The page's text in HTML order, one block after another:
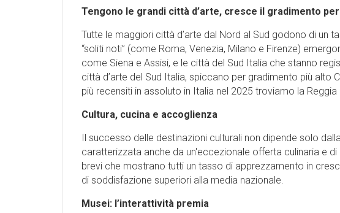
Tengono le grandi città d’arte, cresce il gradimento
Tutte le maggiori città d’arte dal Nord al Sud godono di un
“soliti noti” (come Roma, Venezia, Milano e Firenze)
come Siena e Assisi, e le città del Sud Italia che stanno
città d’arte del Sud Italia, spiccano per gradimento più alto
più recensiti in assoluto in Italia nel 2025 troviamo la
Cultura, cucina e accoglienza
Il successo delle destinazioni culturali non dipende solo
caratterizzata anche da un'eccezionale offerta culinaria e
brevi che mostrano tutti un tasso di apprezzamento in
di soddisfazione superiori alla media nazionale.
Musei: l’interattività premia